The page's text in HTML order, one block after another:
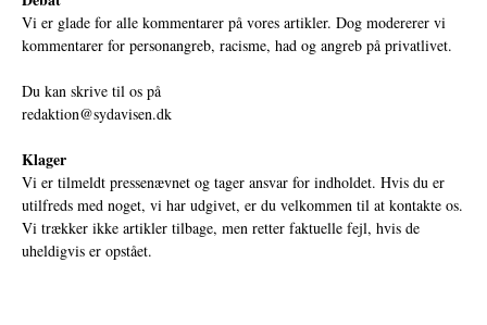
Vi er glade for alle kommentarer på vores artikler. Dog modererer vi
kommentarer for personangreb, racisme, had og angreb på privatlivet.
Du kan skrive til os på
redaktion@sydavisen.dk
Klager
Vi er tilmeldt pressenævnet og tager ansvar for indholdet. Hvis du er
utilfreds med noget, vi har udgivet, er du velkommen til at kontakte os.
Vi trækker ikke artikler tilbage, men retter faktuelle fejl, hvis de
uheldigvis er opstået.